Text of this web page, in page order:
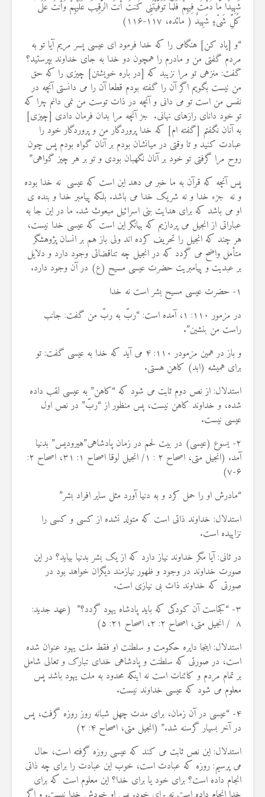
شَهِیدًا مَّا دُمْتُ فِیهِمْ فَلَمَّا تَوَفَّیْتَنِی کُنتَ أَنتَ الرَّقِیبَ عَلَیْهِمْ وَأَنتَ عَلَى
کُلِّ شَیْءٍ شَهِیدٌ ( مائده، ۱۱۷-۱۱۶)
“و [ياد كن] هنگامى را كه خدا فرمود اى عيسى پسر مريم آيا تو به
مردم گفتى من و مادرم را همچون دو خدا به جاى خداوند بپرستيد؟
گفت: منزهى تو مرا نزيبد كه [در باره خويشتن] چيزى را كه حق
من نيست بگويم اگر آن را گفته بودم قطعا آن را مى‏ دانستى آنچه در
نفس من است تو مى‏ دانى و آنچه در ذات توست من نمى‏ دانم چرا كه
تو خود داناى رازهاى نهانى. جز آنچه مرا بدان فرمان دادى [چيزى]
به آنان نگفتم [گفته‏ ام] كه خدا پروردگار من و پروردگار خود را
عبادت كنيد و تا وقتى در ميانشان بودم بر آنان گواه بودم پس چون
روح مرا گرفتى تو خود بر آنان نگهبان بودى و تو بر هر چيز گواهى”
پس آنچه که قرآن به ما خبر می دهد این است که عیسی نه خدا بوده
و نه جزء خدا و نه شریک خدا می باشد. بلکه پیامبر خدا و بنده ی
او می باشد که برای هدایت بنی اسرائیل مبعوث شد. ما در این جا به
عباراتی از انجیل می پردازیم که بیانگر این است که عیسی خدا نیست،
هر چند که انجیل را تحریف کرده اند ولی باز هم بر انسان پژوهشگر
متأمل واضح می گردد که در انجیل چه تناقضاتی وجود دارد و دلایل
بر عبدیت و پیامبریت حضرت عیسی مسیح (ع) در آن وجود دارد.
۱- حضرت عیسی مسیح بشر است نه خدا
در مزمور ۱۱۰: ۱، آمده است: “ربّ به ربّ من گفت: جانب
راست من بنشین”.
و باز در همین مزمودر ۱۱۰: ۴ می آید که خدا به عیسی گفت: تو
برای همیشه (ابد) کاهن هستی.
استدلال: از نص دوم ثابت می شود که “کاهن” به عیسی لقب داده
شده، و خداوند کاهن نیست، پس منظور از “ربّ” در نص اول
عیسی نیست.
۲- یسوع (عیسی) در بیت لحم در زمان پادشاهی”هیرودیس” بدنیا
آمد. (انجیل متی، اصحاح ۲ : ۱/ انجیل لوقا اصحاح ۱: ۳۱، اصحاح ۲:
۶-۷)
“مادرش او را حمل کرد و به دنیا آورد مثل سایر افراد بشر”
استدلال: خداوند ذاتی است که متولد نشده از کسی و کسی را
نزاییده است.
در ثانی: آیا مگر خداوند نیاز دارد که از یک بشر بدنیا بیاید؟ در این
صورت خداوند در وجود و ظهور نیازمند دیگران خواهد بود در
صورتی که خداوند ذات بی نیازی است.
۳- “کجاست آن کودکی که باید پادشاه یهود گردد؟” (عهد جدید:
۸ / انجیل متی، اصحاح ۲: ۲، اصحاح ۲۱: ۵)
استدلال: اینجا دایره حکومت و سلطنت او فقط ملت یهود عنوان شده
است، در صورتی که سلطنت و پادشاهی خدای تبارک و تعالی شامل
بر تمام مردم و کائنات است نه اینکه محدود به ملت یهود باشد پس
معلوم می شود که عیسی خداوند نیست.
۴- “عیسی در آن زمان، برای مدت چهل شبانه روز روزه گرفت، پس
در آخر بسیار گرسنه شد.” (انجیل متی، اصحاح ۴: ۲)
استدلال: این نص ثابت می کند که عیسی روزه گرفته است، حال
می پرسیم: روزه که عبادت است، خوب این عبادت را برای چه ذاتی
انجام داده است؟ برای خود یا برای خدا؟ این معلوم است که برای